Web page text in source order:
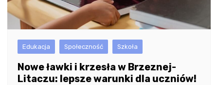
Edukacja Społeczność Szkoła
Nowe ławki i krzesła w Brzeznej-
Litaczu: lepsze warunki dla uczniów!